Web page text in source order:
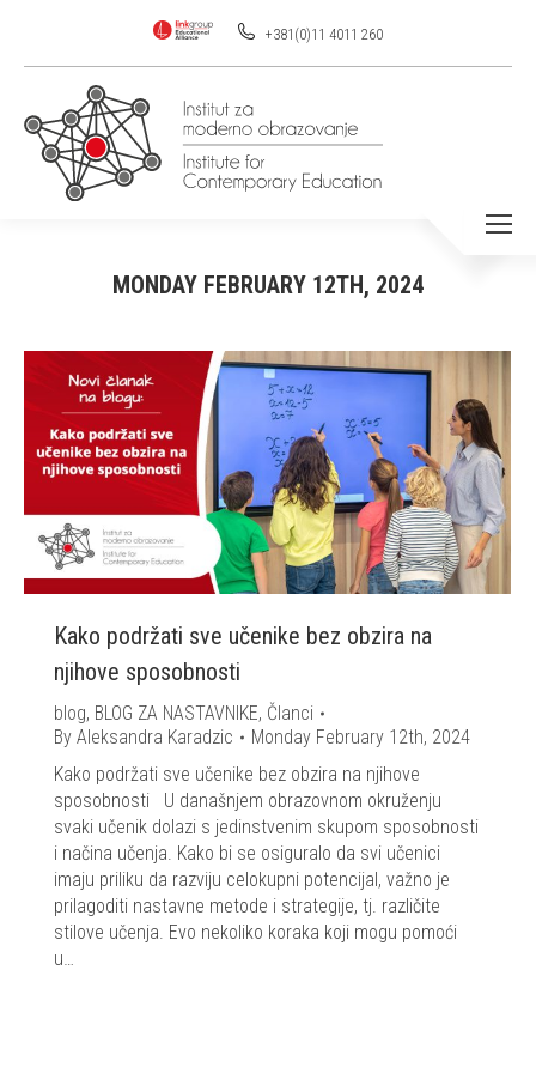
+381(0)11 4011 260
MONDAY FEBRUARY 12TH, 2024
Kako podržati sve učenike bez obzira na
njihove sposobnosti
blog, BLOG ZA NASTAVNIKE, Članci
By Aleksandra Karadzic
Monday February 12th, 2024
Kako podržati sve učenike bez obzira na njihove
sposobnosti U današnjem obrazovnom okruženju
svaki učenik dolazi s jedinstvenim skupom sposobnosti
i načina učenja. Kako bi se osiguralo da svi učenici
imaju priliku da razviju celokupni potencijal, važno je
prilagoditi nastavne metode i strategije, tj. različite
stilove učenja. Evo nekoliko koraka koji mogu pomoći
u…